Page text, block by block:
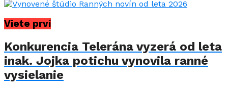
Viete prví
Konkurencia Telerána vyzerá od leta
inak. Jojka potichu vynovila ranné
vysielanie